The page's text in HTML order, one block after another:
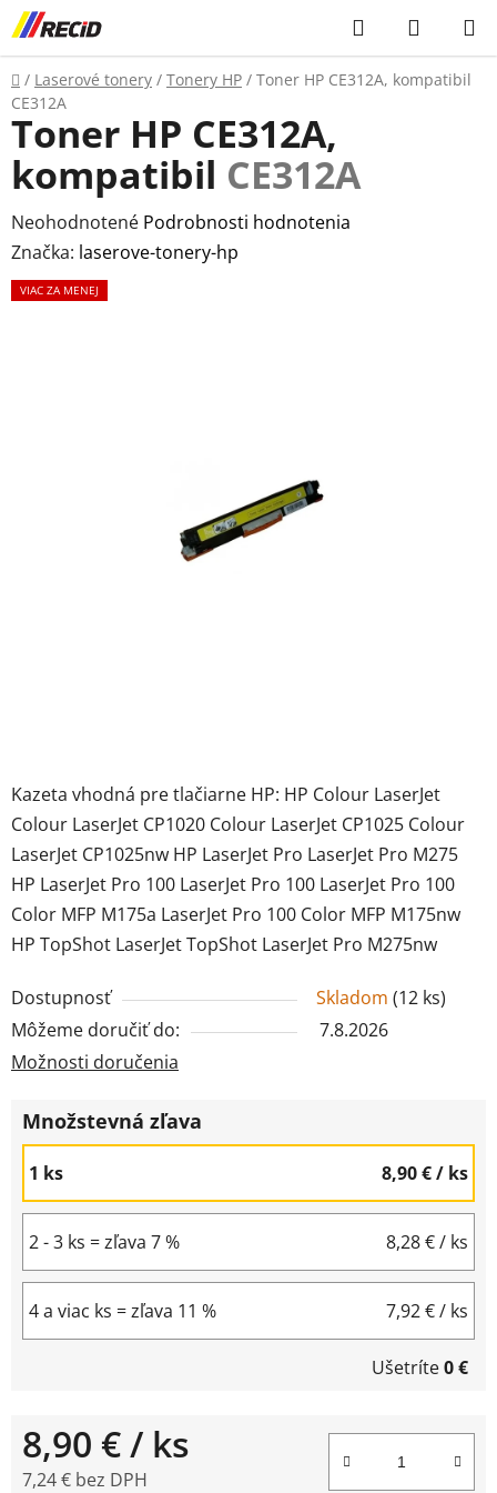
Prejsť
na
obsah
Hľadať
KOŠÍK
Domov
/ Laserové tonery / Tonery HP / Toner HP CE312A, kompatibil
CE312A
Kazeta vhodná pre tlačiarne HP: HP Colour LaserJet
Colour LaserJet CP1020 Colour LaserJet CP1025 Colour
LaserJet CP1025nw HP LaserJet Pro LaserJet Pro M275
HP LaserJet Pro 100 LaserJet Pro 100 LaserJet Pro 100
Color MFP M175a LaserJet Pro 100 Color MFP M175nw
HP TopShot LaserJet TopShot LaserJet Pro M275nw
Dostupnosť Skladom (12 ks)
Môžeme doručiť do:
7.8.2026
Možnosti doručenia
Množstevná zľava
1 ks 8,90 €/ ks
2 - 3 ks = zľava 7 % 8,28 €/ ks
4 a viac ks = zľava 11 % 7,92 €/ ks
Ušetríte0 €
8,90 €/ ks
7,24 € bez DPH
Toner HP CE312A,
kompatibil CE312A
Priemerné
hodnotenie
produktu
Neohodnotené Podrobnosti hodnotenia
Značka: laserove-tonery-hp
VIAC ZA MENEJ